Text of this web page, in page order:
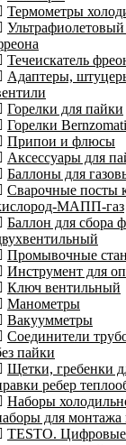
Термометры
Ультрафиолетовый
Течеискатель
Адаптеры,
Горелки для пайки
Горелки
Припои и флюсы
Аксессуары для
Баллоны для
Сварочные посты
МАПП-газ
Баллон для сбора
Промывочные
Инструмент для
Ключ вентильный
Манометры
Вакуумметры
Соединители
пайки
Щетки, гребенки
ребер
Наборы
для монтажа
TESTO. Цифровые